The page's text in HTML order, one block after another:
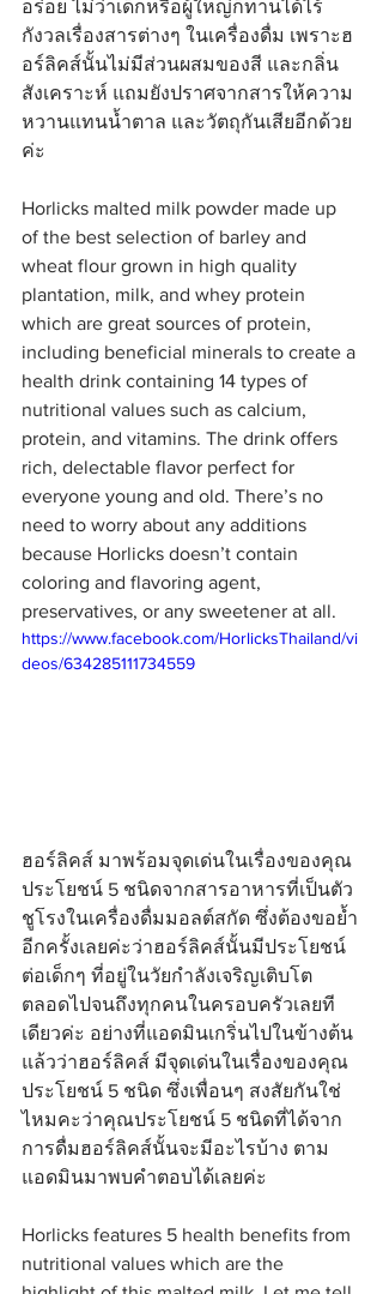
อร่อย ไม่ว่าเด็กหรือผู้ใหญ่ก็ทานได้ไร้
กังวลเรื่องสารต่างๆ ในเครื่องดื่ม เพราะฮ
อร์ลิคส์นั้นไม่มีส่วนผสมของสี และกลิ่น
สังเคราะห์ แถมยังปราศจากสารให้ความ
หวานแทนน้ำตาล และวัตถุกันเสียอีกด้วย
ค่ะ
Horlicks malted milk powder made up
of the best selection of barley and
wheat flour grown in high quality
plantation, milk, and whey protein
which are great sources of protein,
including beneficial minerals to create a
health drink containing 14 types of
nutritional values such as calcium,
protein, and vitamins. The drink offers
rich, delectable flavor perfect for
everyone young and old. There’s no
need to worry about any additions
because Horlicks doesn’t contain
coloring and flavoring agent,
preservatives, or any sweetener at all.
https://www.facebook.com/HorlicksThailand/vi
deos/634285111734559
ฮอร์ลิคส์ มาพร้อมจุดเด่นในเรื่องของคุณ
ประโยชน์ 5 ชนิดจากสารอาหารที่เป็นตัว
ชูโรงในเครื่องดื่มมอลต์สกัด ซึ่งต้องขอย้ำ
อีกครั้งเลยค่ะว่าฮอร์ลิคส์นั้นมีประโยชน์
ต่อเด็กๆ ที่อยู่ในวัยกำลังเจริญเติบโต
ตลอดไปจนถึงทุกคนในครอบครัวเลยที
เดียวค่ะ อย่างที่แอดมินเกริ่นไปในข้างต้น
แล้วว่าฮอร์ลิคส์ มีจุดเด่นในเรื่องของคุณ
ประโยชน์ 5 ชนิด ซึ่งเพื่อนๆ สงสัยกันใช่
ไหมคะว่าคุณประโยชน์ 5 ชนิดที่ได้จาก
การดื่มฮอร์ลิคส์นั้นจะมีอะไรบ้าง ตาม
แอดมินมาพบคำตอบได้เลยค่ะ
Horlicks features 5 health benefits from
nutritional values which are the